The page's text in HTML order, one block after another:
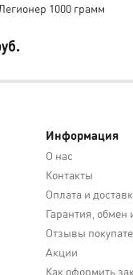
1000 грамм
Информация
О нас
Контакты
Оплата и
Гарантия, обмен
Отзывы
Акции
Как оформить